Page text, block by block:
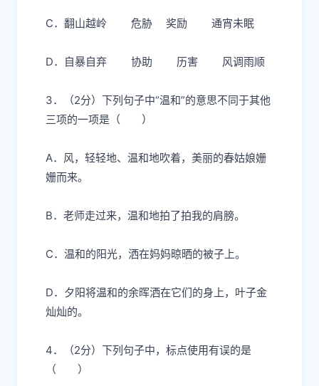
C．翻山越岭 危胁 奖励 通宵未眠
D．自暴自弃 协助 历害 风调雨顺
3．（2分） 下列句子中“温和”的意思不同于其他
三项的一项是（ ）
A．风，轻轻地、 温和地吹着，美丽的春姑娘姗
姗而来。
B．老师走过来， 温和地拍了拍我的肩膀。
C． 温和的阳光，洒在妈妈晾晒的被子上。
D．夕阳将温和的余晖洒在它们的身上，叶子金
灿灿的。
4．（2分） 下列句子中，标点使用有误的是
（ ）